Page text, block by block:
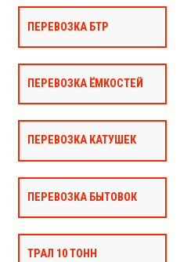
ПЕРЕВОЗКА БТР
ПЕРЕВОЗКА ЁМКОСТЕЙ
ПЕРЕВОЗКА КАТУШЕК
ПЕРЕВОЗКА БЫТОВОК
ТРАЛ 10 ТОНН